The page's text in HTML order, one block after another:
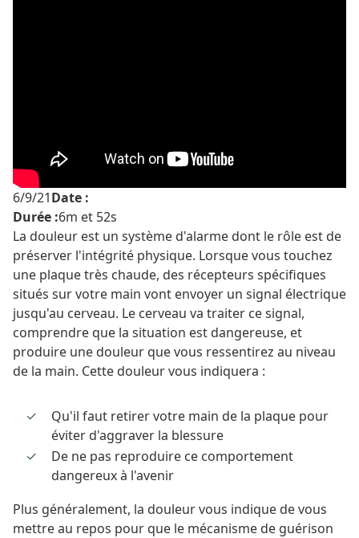
6/9/21Date :
Durée :6m et 52s
La douleur est un système d'alarme dont le rôle est de
préserver l'intégrité physique. Lorsque vous touchez
une plaque très chaude, des récepteurs spécifiques
situés sur votre main vont envoyer un signal électrique
jusqu'au cerveau. Le cerveau va traiter ce signal,
comprendre que la situation est dangereuse, et
produire une douleur que vous ressentirez au niveau
de la main. Cette douleur vous indiquera :
Qu'il faut retirer votre main de la plaque pour
éviter d'aggraver la blessure
De ne pas reproduire ce comportement
dangereux à l'avenir
Plus généralement, la douleur vous indique de vous
mettre au repos pour que le mécanisme de guérison